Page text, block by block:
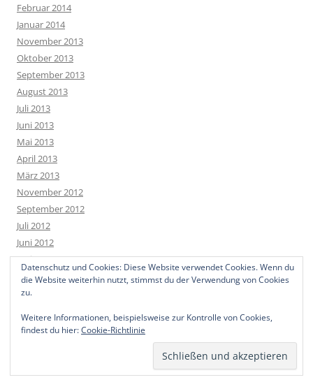
Februar 2014
Januar 2014
November 2013
Oktober 2013
September 2013
August 2013
Juli 2013
Juni 2013
Mai 2013
April 2013
März 2013
November 2012
September 2012
Juli 2012
Juni 2012
Mai 2012
April 2012
März 2012
Datenschutz und Cookies: Diese Website verwendet Cookies. Wenn du
die Website weiterhin nutzt, stimmst du der Verwendung von Cookies
zu.
Weitere Informationen, beispielsweise zur Kontrolle von Cookies,
findest du hier:Cookie-Richtlinie